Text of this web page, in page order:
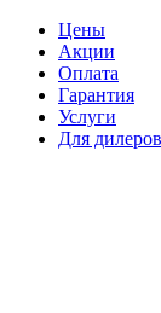
Цены
Акции
Оплата
Гарантия
Услуги
Для дилеров